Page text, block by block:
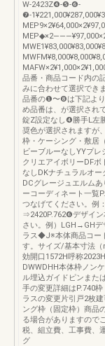
W-2423Z❹-❺-❻-
❼-
品番・商品コード内の
みに合わせて選択で
品番の❶〜❽は下記よ
め品番は、が選択され
錠Z設定なし❹勝手L左
奨色が選択されますが
枠・ケーシング・敷居
ビーブルーなしYYプ
クリエアイボリーDFボ
なしDKナチュラルオー
DCグレージュエルム
ーコーディネート一覧
つなげてください。例
⇒2420P.762❻デザイン
さい。例）LGH→GHデ
ラス◆J※本体商品コー
す。サイズ/基本寸法
効開口1572H呼称
DWWDHH本体枠ノン
ル埋込ガイドピンまた
手の変更詳細はP.740
ラスの変更片引戸2枚
ング枠（固定枠）商品
る場合がありますので
税、組立費、工事費、
グ